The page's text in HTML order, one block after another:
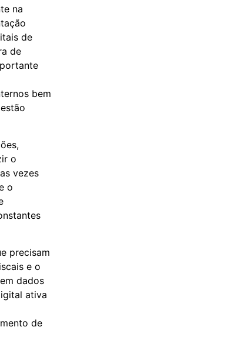
na
de
de
bem
o
vezes
o
precisam
e o
dados
ativa
de